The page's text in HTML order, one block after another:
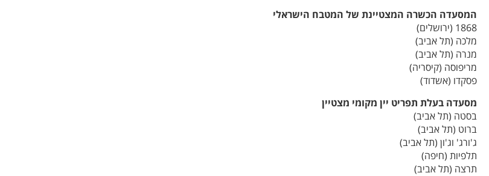
המסעדה הכשרה המצטיינת של המטבח הישראלי
1868 (ירושלים)
מלכה (תל אביב)
מנרה (תל אביב)
מריפוסה (קיסריה)
פסקדו (אשדוד)
מסעדה בעלת תפריט יין מקומי מצטיין
בסטה (תל אביב)
ברוט (תל אביב)
ג'ורג' וג'ון (תל אביב)
תלפיות (חיפה)
תרצה (תל אביב)